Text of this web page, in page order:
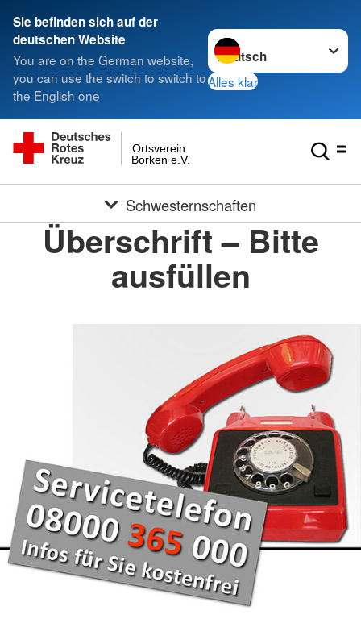
Sie befinden sich auf der
deutschen Website
You are on the German website,
you can use the switch to switch to
the English one
Sprache wechseln zu
Alles klar
Borken e.V.
Ortsverein
Schwesternschaften
Überschrift – Bitte
ausfüllen